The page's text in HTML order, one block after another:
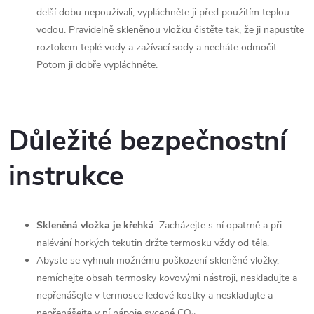
delší dobu nepoužívali, vypláchněte ji před použitím teplou
vodou. Pravidelně skleněnou vložku čistěte tak, že ji napustíte
roztokem teplé vody a zažívací sody a necháte odmočit.
Potom ji dobře vypláchněte.
Důležité bezpečnostní
instrukce
Skleněná vložka je křehká. Zacházejte s ní opatrně a při
nalévání horkých tekutin držte termosku vždy od těla.
Abyste se vyhnuli možnému poškození skleněné vložky,
nemíchejte obsah termosky kovovými nástroji, neskladujte a
nepřenášejte v termosce ledové kostky a neskladujte a